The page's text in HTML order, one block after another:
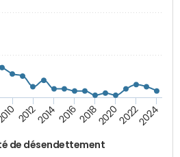
de désendettement
2012201420162018202020222024